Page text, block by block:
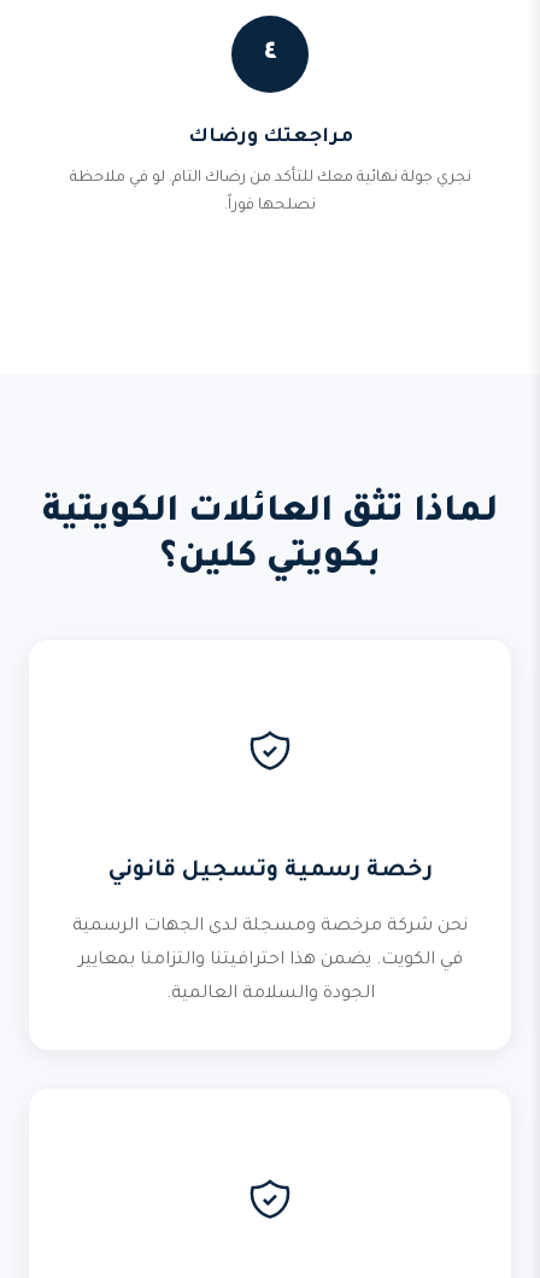
٤
مراجعتك ورضاك
نجري جولة نهائية معك للتأكد من رضاك التام. لو في ملاحظة
نصلحها فوراً.
لماذا تثق العائلات الكويتية
بكويتي كلين؟
رخصة رسمية وتسجيل قانوني
نحن شركة مرخصة ومسجلة لدى الجهات الرسمية
في الكويت. يضمن هذا احترافيتنا والتزامنا بمعايير
الجودة والسلامة العالمية.